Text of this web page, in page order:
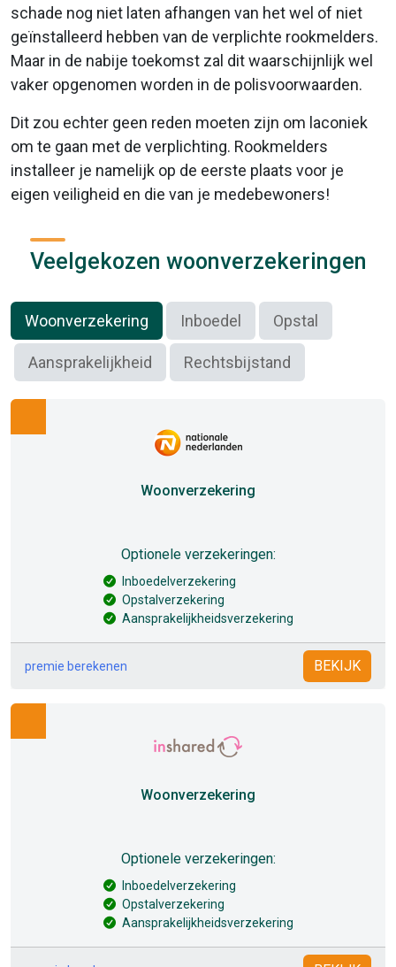
schade nog niet laten afhangen van het wel of niet
geïnstalleerd hebben van de verplichte rookmelders.
Maar in de nabije toekomst zal dit waarschijnlijk wel
vaker opgenomen worden in de polisvoorwaarden.
Dit zou echter geen reden moeten zijn om laconiek
om te gaan met de verplichting. Rookmelders
installeer je namelijk op de eerste plaats voor je
eigen veiligheid en die van je medebewoners!
Veelgekozen woonverzekeringen
Woonverzekering Inboedel Opstal
Aansprakelijkheid Rechtsbijstand
Woonverzekering
Optionele verzekeringen:
Inboedelverzekering
Opstalverzekering
Aansprakelijkheidsverzekering
premie berekenen BEKIJK
Woonverzekering
Optionele verzekeringen:
Inboedelverzekering
Opstalverzekering
Aansprakelijkheidsverzekering